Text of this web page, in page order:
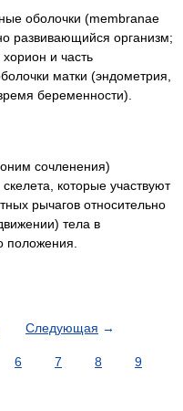
оболочки (membranae
развивающийся организм;
и часть
матки (эндометрия,
беременности).
сочленения)
которые участвуют
рычагов относительно
тела в
положения.
Следующая →
6 7 8
9